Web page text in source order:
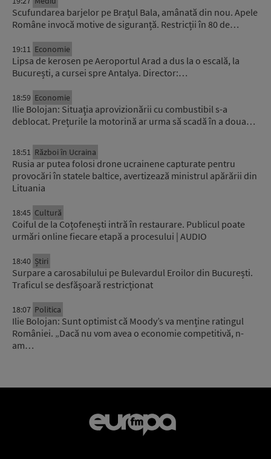
Scufundarea barjelor pe Brațul Bala, amânată din nou. Apele
Române invocă motive de siguranță. Restricții în 80 de…
19:11 Economie
Lipsa de kerosen pe Aeroportul Arad a dus la o escală, la
București, a cursei spre Antalya. Director:…
18:59 Economie
Ilie Bolojan: Situaţia aprovizionării cu combustibil s-a
deblocat. Prețurile la motorină ar urma să scadă în a doua…
18:51 Război în Ucraina
Rusia ar putea folosi drone ucrainene capturate pentru
provocări în statele baltice, avertizează ministrul apărării din
Lituania
18:45 Cultură
Coiful de la Coțofenești intră în restaurare. Publicul poate
urmări online fiecare etapă a procesului | AUDIO
18:40 Știri
Surpare a carosabilului pe Bulevardul Eroilor din București.
Traficul se desfășoară restricționat
18:07 Politica
Ilie Bolojan: Sunt optimist că Moody’s va menține ratingul
României. „Dacă nu vom avea o economie competitivă, n-
am…